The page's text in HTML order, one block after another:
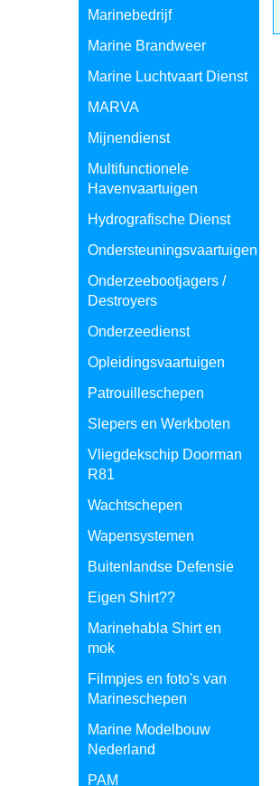
Marinebedrijf
Marine Brandweer
Marine Luchtvaart Dienst
MARVA
Mijnendienst
Multifunctionele
Havenvaartuigen
Hydrografische Dienst
Ondersteuningsvaartuigen
Onderzeebootjagers /
Destroyers
Onderzeedienst
Opleidingsvaartuigen
Patrouilleschepen
Slepers en Werkboten
Vliegdekschip Doorman
R81
Wachtschepen
Wapensystemen
Buitenlandse Defensie
Eigen Shirt??
Marinehabla Shirt en
mok
Filmpjes en foto's van
Marineschepen
Marine Modelbouw
Nederland
PAM